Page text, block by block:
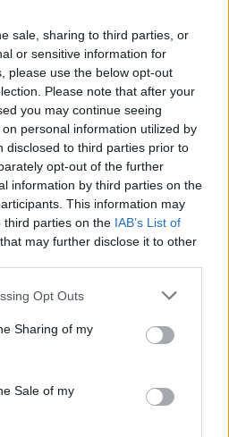
sale, sharing to third parties, or
or sensitive information for
please use the below opt-out
Please note that after your
you may continue seeing
personal information utilized by
disclosed to third parties prior to
opt-out of the further
information by third parties on the
This information may
third parties on the IAB’s List of
that may further disclose it to other
Opt Outs
Sharing of my
Sale of my